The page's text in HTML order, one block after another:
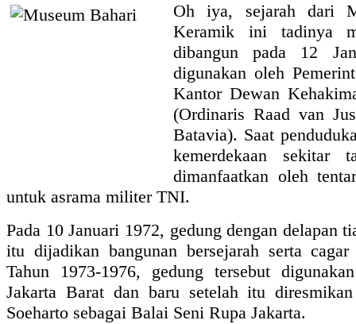
Oh iya, sejarah dari
Keramik ini tadinya
dibangun pada 12
digunakan oleh
Kantor Dewan
(Ordinaris Raad van
Batavia). Saat
kemerdekaan sekitar
dimanfaatkan oleh
untuk asrama militer TNI.
Pada 10 Januari 1972, gedung dengan delapan
itu dijadikan bangunan bersejarah serta
Tahun 1973-1976, gedung tersebut
Jakarta Barat dan baru setelah itu
Soeharto sebagai Balai Seni Rupa Jakarta.